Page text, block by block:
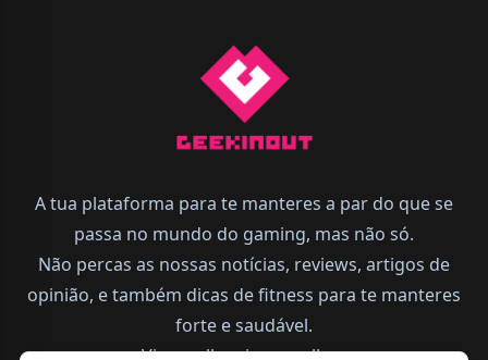
A tua plataforma para te manteres a par do que se
passa no mundo do gaming, mas não só.
Não percas as nossas notícias, reviews, artigos de
opinião, e também dicas de fitness para te manteres
forte e saudável.